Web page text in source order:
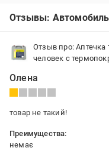
Отзывы:
Отзыв про: Аптечка
человек с
Олена
товар не такий!
Преимущества:
немає